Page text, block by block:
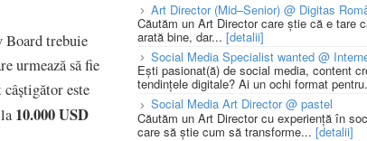
trebuie
urmează să fie
este
10.000 USD
Art Director (Mid–Senior) @ Digitas
Căutăm un Art Director care știe că e tare
arată bine, dar... [detalii]
Social Media Specialist wanted @
Ești pasionat(ă) de social media, content
tendințele digitale? Ai un ochi format
Social Media Art Director @ pastel
Căutăm un Art Director cu experiență în
care să știe cum să transforme... [detalii]